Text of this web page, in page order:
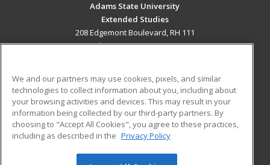
Adams State University
Extended Studies
208 Edgemont Boulevard, RH 111
Alamosa, CO 81102 US
Career Training
ADDITIONAL RESOURCES
Military
Help
Student Blog
We and our partners may use cookies, pixels, and similar
technologies to collect information about you, including about
your browsing activities and devices. This may result in your
information being collected by our third-party partners. By
choosing to "Accept All Cookies", you agree to these practices,
including as described in the Privacy Policy